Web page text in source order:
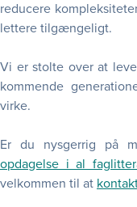
reducere
lettere tilgængeligt.
Vi er stolte over at
kommende
virke.
Er du nysgerrig på
opdagelse i al
velkommen til at